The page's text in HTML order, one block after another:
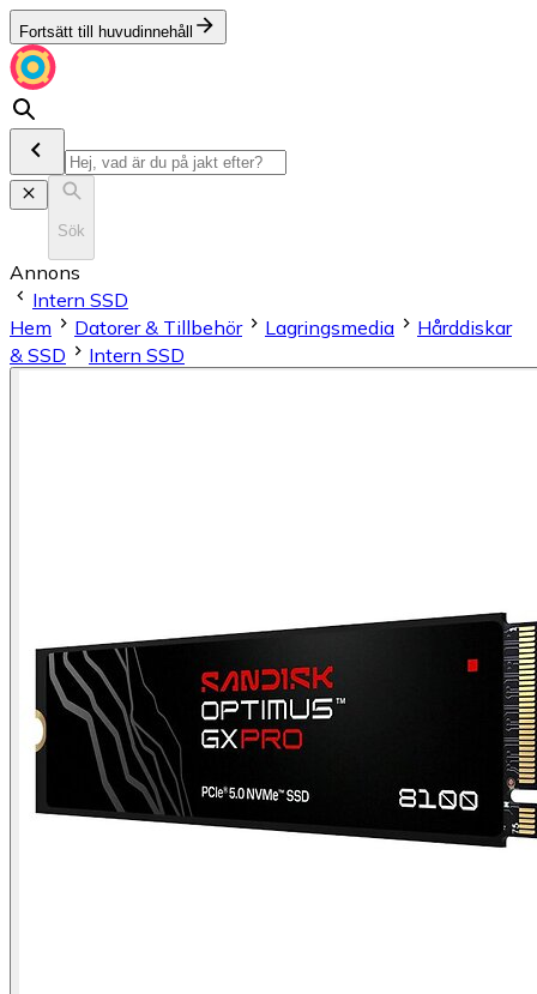
Fortsätt till huvudinnehåll
Sök
Annons
Intern SSD
Hem
Datorer & Tillbehör Lagringsmedia
Hårddiskar
& SSD
Intern SSD